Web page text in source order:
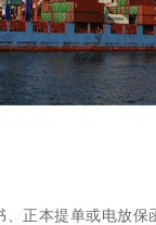
正本提单或电放保